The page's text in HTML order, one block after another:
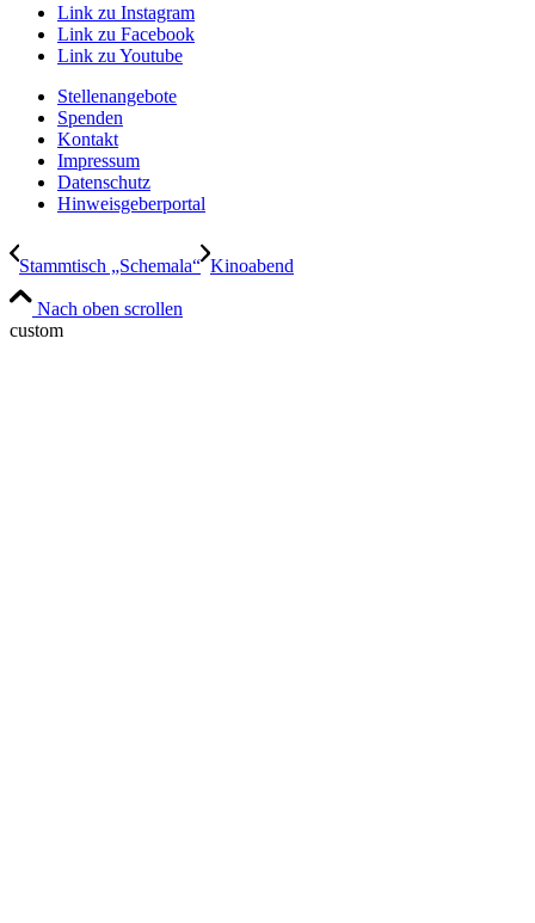
Link zu Instagram
Link zu Facebook
Link zu Youtube
Stellenangebote
Spenden
Kontakt
Impressum
Datenschutz
Hinweisgeberportal
Stammtisch „Schemala“ Kinoabend
Nach oben scrollen
custom